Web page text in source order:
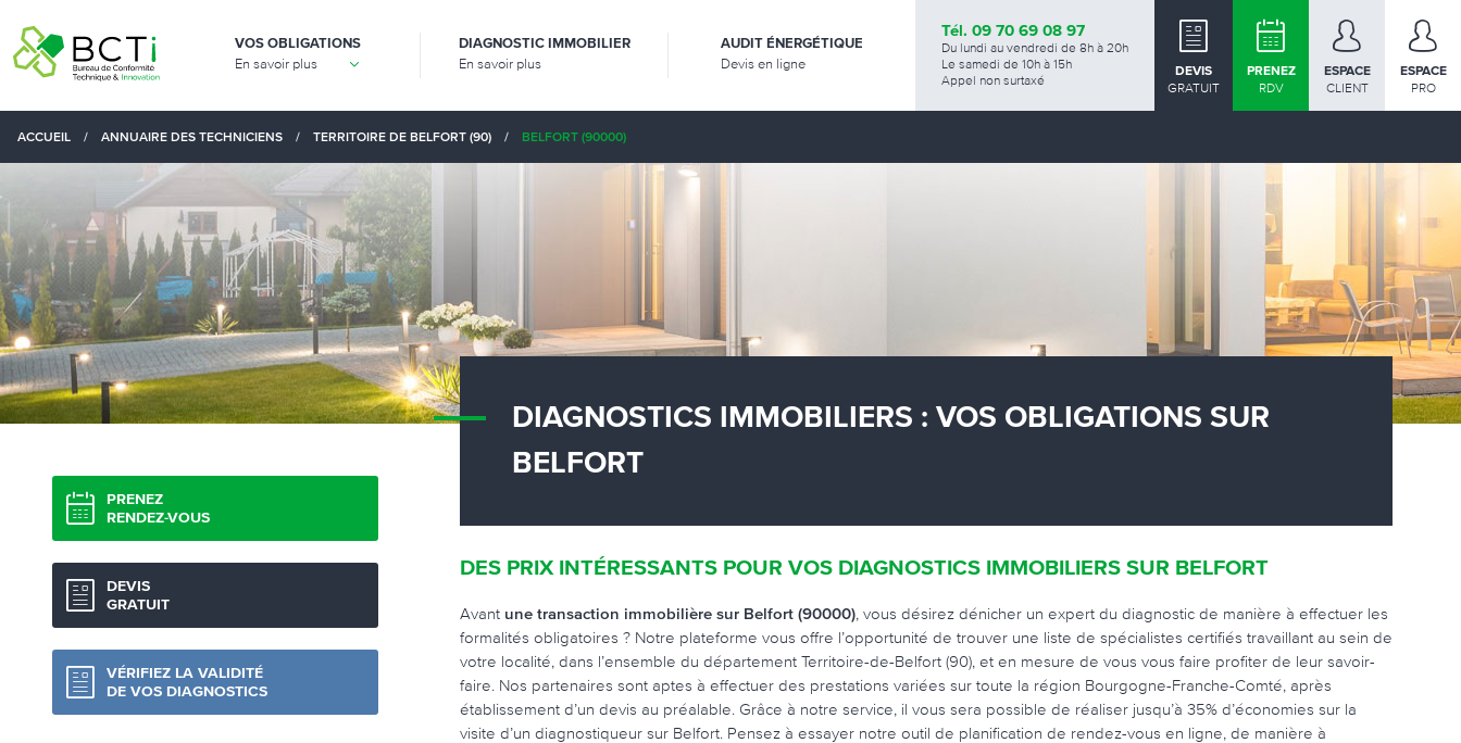
VOS OBLIGATIONS
En savoir plus
DIAGNOSTIC IMMOBILIER
En savoir plus
AUDIT ÉNERGÉTIQUE
Devis en ligne
Tél. 09 70 69 08 97
Du lundi au vendredi de 8h à 20h
Le samedi de 10h à 15h
Appel non surtaxé
DEVIS
GRATUIT
PRENEZ
RDV
ESPACE
CLIENT
ESPACE
PRO
ACCUEIL / ANNUAIRE DES TECHNICIENS / TERRITOIRE DE BELFORT (90) / BELFORT (90000)
PRENEZ
RENDEZ-VOUS
DEVIS
GRATUIT
VÉRIFIEZ LA VALIDITÉ
DE VOS DIAGNOSTICS
DIAGNOSTICS IMMOBILIERS : VOS OBLIGATIONS SUR
BELFORT
DES PRIX INTÉRESSANTS POUR VOS DIAGNOSTICS IMMOBILIERS SUR BELFORT
Avant une transaction immobilière sur Belfort (90000), vous désirez dénicher un expert du diagnostic de manière à effectuer les
formalités obligatoires ? Notre plateforme vous offre l’opportunité de trouver une liste de spécialistes certifiés travaillant au sein de
votre localité, dans l’ensemble du département Territoire-de-Belfort (90), et en mesure de vous vous faire profiter de leur savoir-
faire. Nos partenaires sont aptes à effectuer des prestations variées sur toute la région Bourgogne-Franche-Comté, après
établissement d’un devis au préalable. Grâce à notre service, il vous sera possible de réaliser jusqu’à 35% d’économies sur la
visite d’un diagnostiqueur sur Belfort. Pensez à essayer notre outil de planification de rendez-vous en ligne, de manière à